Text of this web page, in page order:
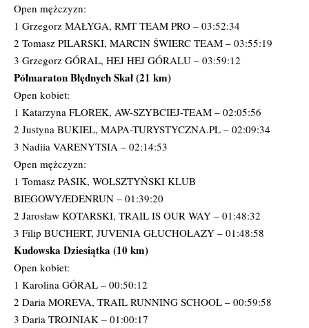
Open mężczyzn:
1 Grzegorz MAŁYGA, RMT TEAM PRO – 03:52:34
2 Tomasz PILARSKI, MARCIN ŚWIERC TEAM – 03:55:19
3 Grzegorz GÓRAL, HEJ HEJ GÓRALU – 03:59:12
Półmaraton Błędnych Skał (21 km)
Open kobiet:
1 Katarzyna FLOREK, AW-SZYBCIEJ-TEAM – 02:05:56
2 Justyna BUKIEL, MAPA-TURYSTYCZNA.PL – 02:09:34
3 Nadiia VARENYTSIA – 02:14:53
Open mężczyzn:
1 Tomasz PASIK, WOLSZTYŃSKI KLUB
BIEGOWY/EDENRUN – 01:39:20
2 Jarosław KOTARSKI, TRAIL IS OUR WAY – 01:48:32
3 Filip BUCHERT, JUVENIA GŁUCHOŁAZY – 01:48:58
Kudowska Dziesiątka (10 km)
Open kobiet:
1 Karolina GÓRAL – 00:50:12
2 Daria MOREVA, TRAIL RUNNING SCHOOL – 00:59:58
3 Daria TROJNIAK – 01:00:17